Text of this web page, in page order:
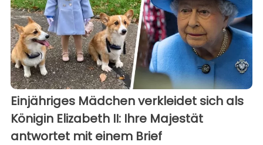
Einjähriges Mädchen verkleidet sich als
Königin Elizabeth II: Ihre Majestät
antwortet mit einem Brief